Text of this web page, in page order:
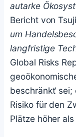
autarke
Bericht von
um
langfristige
Global Risks
beschränkt‘
Risiko für den
Plätze höher